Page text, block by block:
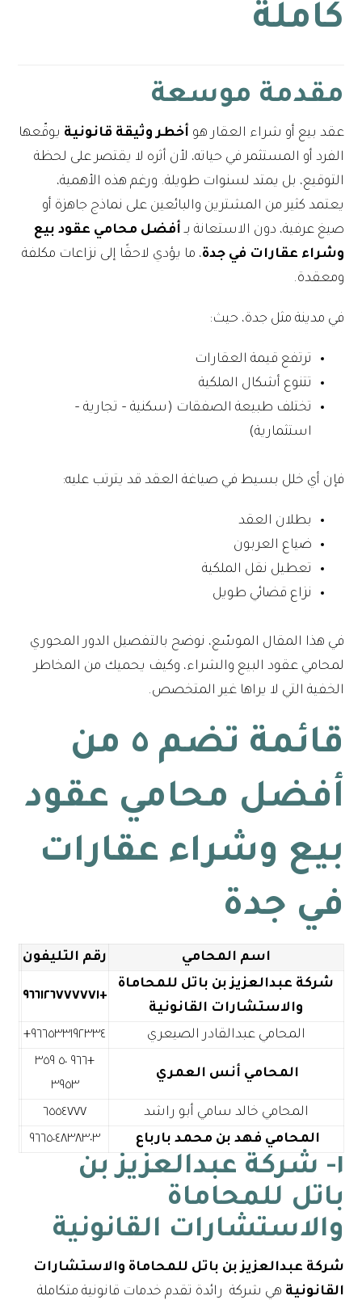
كاملة
مقدمة موسعة
عقد بيع أو شراء العقار هو أخطر وثيقة قانونية يوقّعها
الفرد أو المستثمر في حياته، لأن أثره لا يقتصر على لحظة
التوقيع، بل يمتد لسنوات طويلة. ورغم هذه الأهمية،
يعتمد كثير من المشترين والبائعين على نماذج جاهزة أو
صيغ عرفية، دون الاستعانة بـ أفضل محامي عقود بيع
وشراء عقارات في جدة، ما يؤدي لاحقًا إلى نزاعات مكلفة
ومعقدة.
في مدينة مثل جدة، حيث:
ترتفع قيمة العقارات
تتنوع أشكال الملكية
تختلف طبيعة الصفقات (سكنية – تجارية –
استثمارية)
فإن أي خلل بسيط في صياغة العقد قد يترتب عليه:
بطلان العقد
ضياع العربون
تعطيل نقل الملكية
نزاع قضائي طويل
في هذا المقال الموسّع، نوضح بالتفصيل الدور المحوري
لمحامي عقود البيع والشراء، وكيف يحميك من المخاطر
الخفية التي لا يراها غير المتخصص.
قائمة تضم ٥ من
أفضل محامي عقود
بيع وشراء عقارات
في جدة
اسم المحامي
رقم التليفون
شركة عبدالعزيز بن باتل للمحاماة
والاستشارات القانونية
+٩٦٦١٢٦٧٧٧٧٧١
المحامي عبدالقادر الصيعري
المحامي أنس العمري
+٩٦٦ ٥٠ ٣٥٩
٣٩٥٣
المحامي خالد سامي أبو راشد
٦٥٥٤٧٧٧
المحامي فهد بن محمد بارباع
٩٦٦٥٠٤٨٣٨٣٠٣
١- شركة عبدالعزيز بن
باتل للمحاماة
والاستشارات القانونية
شركة عبدالعزيز بن باتل للمحاماة والاستشارات
القانونية هي شركة رائدة تقدم خدمات قانونية متكاملة